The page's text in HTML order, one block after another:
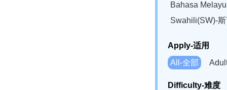
Bahasa
Swahili(SW)-
Apply-适用
All-全部
Difficulty-难度